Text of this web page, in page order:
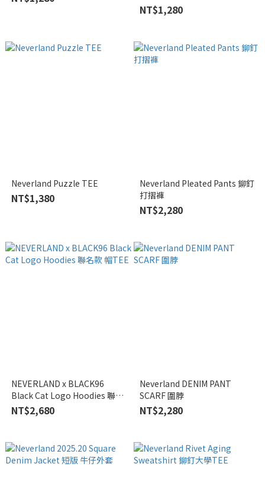
NT$1,280
Neverland Puzzle TEE
NT$1,380
Neverland Pleated Pants 鉚釘
打摺褲
NT$2,280
NEVERLAND x BLACK96
Black Cat Logo Hoodies 聯名
款 帽TEE
NT$2,680
Neverland DENIM PANT
SCARF 圍脖
NT$2,280